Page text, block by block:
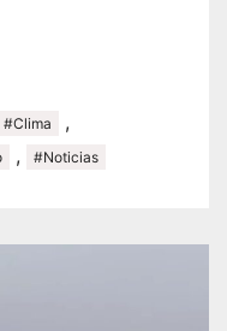
#Clima ,
, #Noticias